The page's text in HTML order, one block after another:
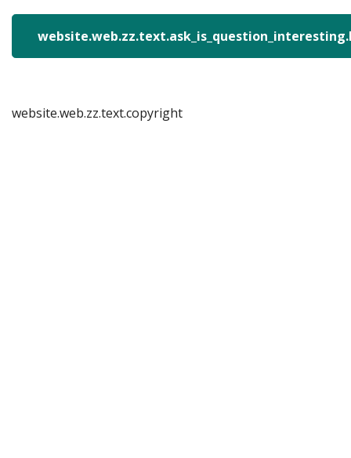
website.web.zz.text.copyright